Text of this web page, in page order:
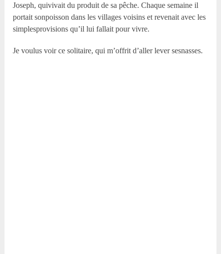
Joseph, quivivait du produit de sa pêche. Chaque semaine il
portait sonpoisson dans les villages voisins et revenait avec les
simplesprovisions qu’il lui fallait pour vivre.
Je voulus voir ce solitaire, qui m’offrit d’aller lever sesnasses.